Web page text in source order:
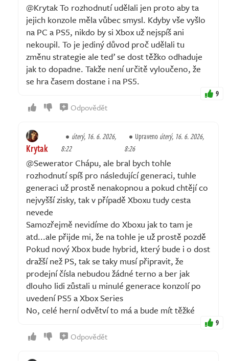
@Krytak To rozhodnutí udělali jen proto aby ta
jejich konzole měla vůbec smysl. Kdyby vše vyšlo
na PC a PS5, nikdo by si Xbox už nejspíš ani
nekoupil. To je jediný důvod proč udělali tu
změnu strategie ale teď se dost těžko odhaduje
jak to dopadne. Takže není určitě vyloučeno, že
se hra časem dostane i na PS5.
9
Odpovědět
Krytak
úterý, 16. 6. 2026,
8:22
Upravenoúterý, 16. 6. 2026,
8:26
@Sewerator Chápu, ale bral bych tohle
rozhodnutí spíš pro následující generaci, tuhle
generaci už prostě nenakopnou a pokud chtějí co
nejvyšší zisky, tak v případě Xboxu tudy cesta
nevede
Samozřejmě nevidíme do Xboxu jak to tam je
atd...ale přijde mi, že na tohle je už prostě pozdě
Pokud nový Xbox bude hybrid, který bude i o dost
dražší než PS, tak se taky musí připravit, že
prodejní čísla nebudou žádné terno a ber jak
dlouho lidi zůstali u minulé generace konzolí po
uvedení PS5 a Xbox Series
No, celé herní odvětví to má a bude mít těžké
9
Odpovědět